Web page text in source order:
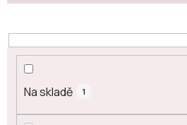
Na skladě 1